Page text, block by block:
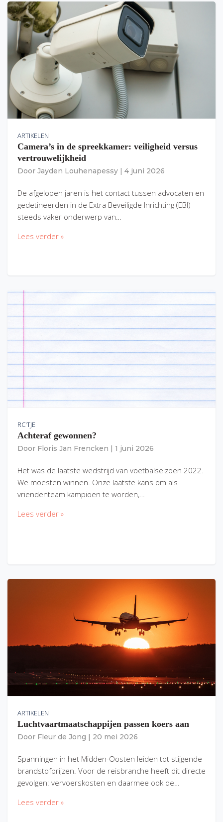
ARTIKELEN
Camera’s in de spreekkamer: veiligheid versus
vertrouwelijkheid
Door Jayden Louhenapessy 4 juni 2026
De afgelopen jaren is het contact tussen advocaten en
gedetineerden in de Extra Beveiligde Inrichting (EBI)
steeds vaker onderwerp van…
Lees verder »
RC'TJE
Achteraf gewonnen?
Door Floris Jan Frencken 1 juni 2026
Het was de laatste wedstrijd van voetbalseizoen 2022.
We moesten winnen. Onze laatste kans om als
vriendenteam kampioen te worden,…
Lees verder »
ARTIKELEN
Luchtvaartmaatschappijen passen koers aan
Door Fleur de Jong 20 mei 2026
Spanningen in het Midden-Oosten leiden tot stijgende
brandstofprijzen. Voor de reisbranche heeft dit directe
gevolgen: vervoerskosten en daarmee ook de…
Lees verder »